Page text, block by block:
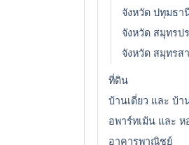
จังหวัด ปทุมธา
จังหวัด สมุทรป
จังหวัด สมุทรส
ที่ดิน
บ้านเดี่ยว และ บ้า
อพาร์ทเม้น และ ห
อาคารพาณิชย์